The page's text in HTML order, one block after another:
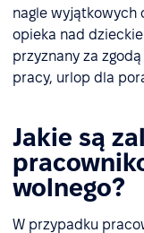
nagle wyjątkowych
opieka nad
przyznany za
pracy, urlop dla
Jakie są
wolnego?
W przypadku